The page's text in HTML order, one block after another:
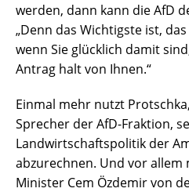
werden, dann kann die AfD
„Denn das Wichtigste ist,
wenn Sie glücklich damit
Antrag halt von Ihnen.“
Einmal mehr nutzt
Sprecher der AfD-Fraktion,
Landwirtschaftspolitik der
abzurechnen. Und vor allem
Minister Cem Özdemir von